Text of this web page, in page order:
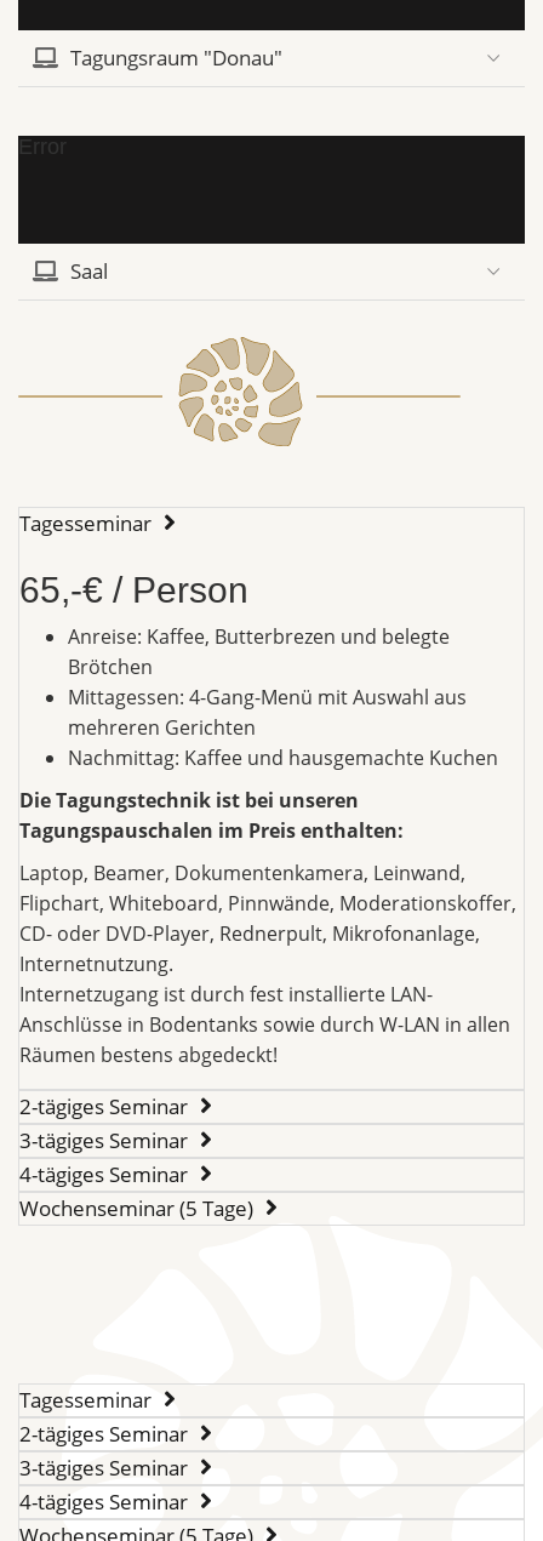
Tagungsraum "Donau"
Error
Saal
Tagesseminar
65,-€ / Person
Anreise: Kaffee, Butterbrezen und belegte
Brötchen
Mittagessen: 4-Gang-Menü mit Auswahl aus
mehreren Gerichten
Nachmittag: Kaffee und hausgemachte Kuchen
Die Tagungstechnik ist bei unseren
Tagungspauschalen im Preis enthalten:
Laptop, Beamer, Dokumentenkamera, Leinwand,
Flipchart, Whiteboard, Pinnwände, Moderationskoffer,
CD- oder DVD-Player, Rednerpult, Mikrofonanlage,
Internetnutzung.
Internetzugang ist durch fest installierte LAN-
Anschlüsse in Bodentanks sowie durch W-LAN in allen
Räumen bestens abgedeckt!
2-tägiges Seminar
3-tägiges Seminar
4-tägiges Seminar
Wochenseminar (5 Tage)
Tagesseminar
2-tägiges Seminar
3-tägiges Seminar
4-tägiges Seminar